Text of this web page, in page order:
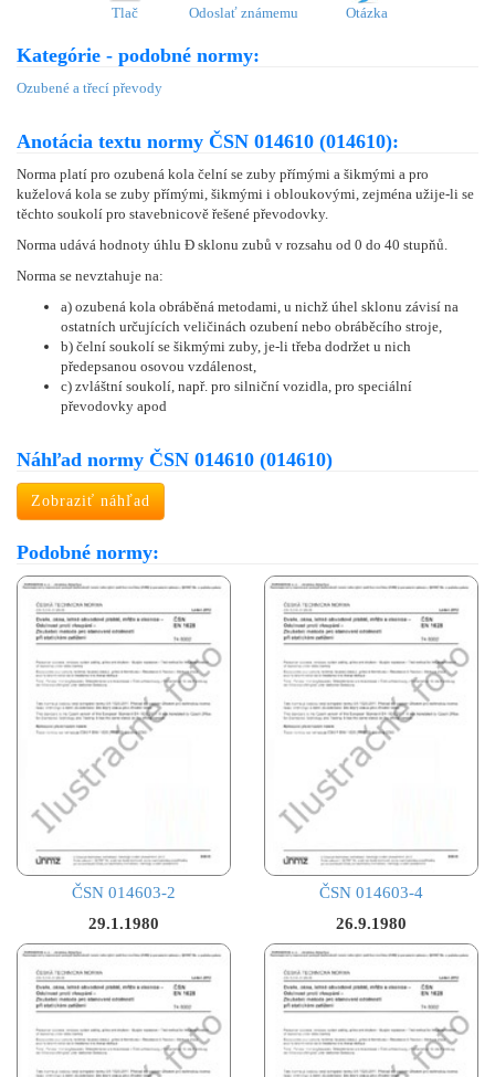
Tlač Odoslať známemu Otázka
Kategórie - podobné normy:
Ozubené a třecí převody
Anotácia textu normy ČSN 014610 (014610):
Norma platí pro ozubená kola čelní se zuby přímými a šikmými a pro
kuželová kola se zuby přímými, šikmými i obloukovými, zejména užije-li se
těchto soukolí pro stavebnicově řešené převodovky.
Norma udává hodnoty úhlu Đ sklonu zubů v rozsahu od 0 do 40 stupňů.
Norma se nevztahuje na:
a) ozubená kola obráběná metodami, u nichž úhel sklonu závisí na
ostatních určujících veličinách ozubení nebo obráběcího stroje,
b) čelní soukolí se šikmými zuby, je-li třeba dodržet u nich
předepsanou osovou vzdálenost,
c) zvláštní soukolí, např. pro silniční vozidla, pro speciální
převodovky apod
Náhľad normy ČSN 014610 (014610)
Zobraziť náhľad
Podobné normy:
ČSN 014603-2
29.1.1980
ČSN 014603-4
26.9.1980